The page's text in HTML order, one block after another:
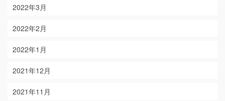
2022年3月
2022年2月
2022年1月
2021年12月
2021年11月